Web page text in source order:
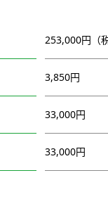
253,000円（
3,850円
33,000円
33,000円